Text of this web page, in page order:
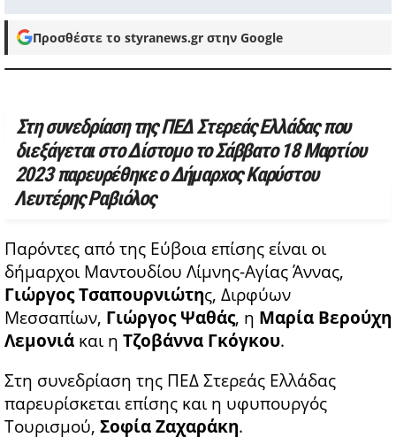
Προσθέστε το styranews.gr στην Google
Στη συνεδρίαση της ΠΕΔ Στερεάς Ελλάδας που
διεξάγεται στο Δίστομο το Σάββατο 18 Μαρτίου
2023 παρευρέθηκε ο Δήμαρχος Καρύστου
Λευτέρης Ραβιόλος
Παρόντες από της Εύβοια επίσης είναι οι
δήμαρχοι Μαντουδίου Λίμνης-Αγίας Άννας,
Γιώργος Τσαπουρνιώτης, Διρφύων
Μεσσαπίων, Γιώργος Ψαθάς, η Μαρία Βερούχη
Λεμονιά και η Τζοβάννα Γκόγκου.
Στη συνεδρίαση της ΠΕΔ Στερεάς Ελλάδας
παρευρίσκεται επίσης και η υφυπουργός
Τουρισμού, Σοφία Ζαχαράκη.